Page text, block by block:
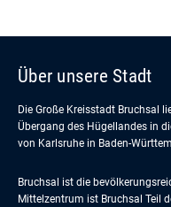
Über unsere Stadt
Die Große Kreisstadt Bruchsal
Übergang des Hügellandes in
von Karlsruhe in Baden-
Bruchsal ist die
Mittelzentrum ist Bruchsal Teil